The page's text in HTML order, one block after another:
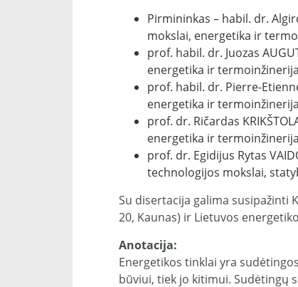
Pirmininkas – habil. dr.
mokslai, energetika ir
prof. habil. dr. Juozas
energetika ir
prof. habil. dr. Pierre-
energetika ir
prof. dr. Ričardas
energetika ir
prof. dr. Egidijus Rytas
technologijos mokslai,
Su disertacija galima susipažinti
20, Kaunas) ir Lietuvos
Anotacija:
Energetikos tinklai yra
būviui, tiek jo kitimui. Sudėtingų